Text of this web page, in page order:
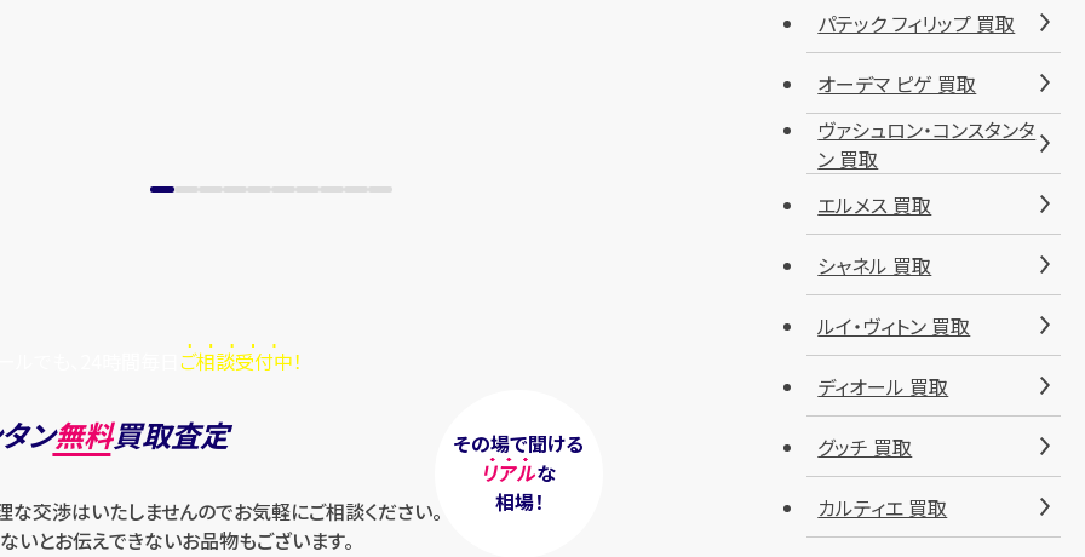
ご相談受付中！
その場で聞ける
リアルな
相場！
ン無料買取査定
交渉はいたしませんのでお気軽にご相談ください。
いとお伝えできないお品物もございます。
パテック フィリップ 買取
オーデマ ピゲ 買取
ヴァシュロン・コンスタンタ
ン 買取
エルメス 買取
シャネル 買取
ルイ・ヴィトン 買取
ディオール 買取
グッチ 買取
カルティエ 買取